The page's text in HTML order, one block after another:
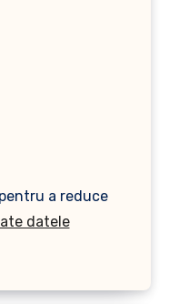
a reduce
datele